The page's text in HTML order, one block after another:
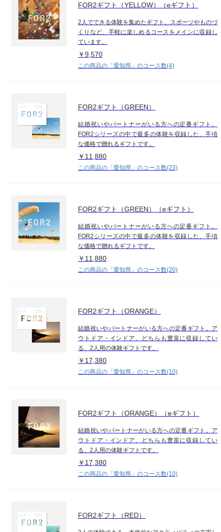
FOR2ギフト（YELLOW）（eギフト）
2人でできる体験を集めたギフト。スポーツやものづ
くりなど、手軽に楽しめるコースをメインに収録し
ています。
￥9,570
この商品の「愛知県」のコース数(4)
FOR2ギフト（GREEN）
結婚祝いやパートナーがいる方への定番ギフト。
FOR2シリーズの中で最多の体験を収録した、手頃
な価格で贈れるギフトです。
￥11,880
この商品の「愛知県」のコース数(23)
FOR2ギフト（GREEN）（eギフト）
結婚祝いやパートナーがいる方への定番ギフト。
FOR2シリーズの中で最多の体験を収録した、手頃
な価格で贈れるギフトです。
￥11,880
この商品の「愛知県」のコース数(20)
FOR2ギフト（ORANGE）
結婚祝いやパートナーがいる方への定番ギフト。ア
ウトドア・インドア、どちらも豊富に収録してい
る、2人用の体験ギフトです。
￥17,380
この商品の「愛知県」のコース数(10)
FOR2ギフト（ORANGE）（eギフト）
結婚祝いやパートナーがいる方への定番ギフト。ア
ウトドア・インドア、どちらも豊富に収録してい
る、2人用の体験ギフトです。
￥17,380
この商品の「愛知県」のコース数(10)
FOR2ギフト（RED）